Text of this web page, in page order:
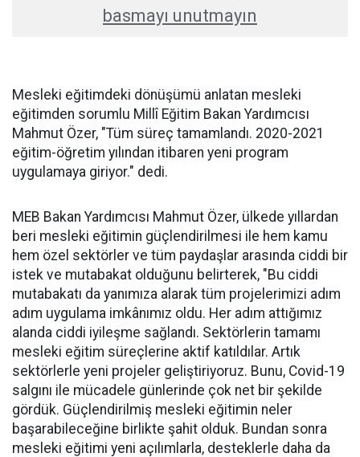
basmayı unutmayın
Mesleki eğitimdeki dönüşümü anlatan mesleki
eğitimden sorumlu Millî Eğitim Bakan Yardımcısı
Mahmut Özer, "Tüm süreç tamamlandı. 2020-2021
eğitim-öğretim yılından itibaren yeni program
uygulamaya giriyor." dedi.
MEB Bakan Yardımcısı Mahmut Özer, ülkede yıllardan
beri mesleki eğitimin güçlendirilmesi ile hem kamu
hem özel sektörler ve tüm paydaşlar arasında ciddi bir
istek ve mutabakat olduğunu belirterek, "Bu ciddi
mutabakatı da yanımıza alarak tüm projelerimizi adım
adım uygulama imkânımız oldu. Her adım attığımız
alanda ciddi iyileşme sağlandı. Sektörlerin tamamı
mesleki eğitim süreçlerine aktif katıldılar. Artık
sektörlerle yeni projeler geliştiriyoruz. Bunu, Covid-19
salgını ile mücadele günlerinde çok net bir şekilde
gördük. Güçlendirilmiş mesleki eğitimin neler
başarabileceğine birlikte şahit olduk. Bundan sonra
mesleki eğitimi yeni açılımlarla, desteklerle daha da